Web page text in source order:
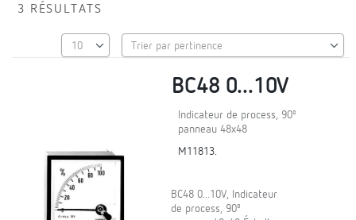
3 RÉSULTATS
BC48 0...10V
Indicateur de process, 90º
panneau 48x48
M11813.
BC48 0...10V, Indicateur
de process, 90º